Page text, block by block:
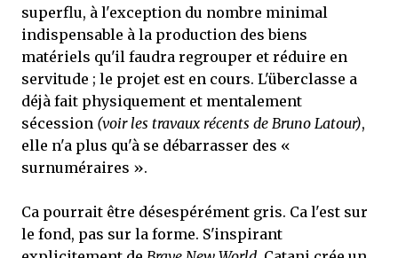
superflu, à l'exception du nombre minimal
indispensable à la production des biens
matériels qu'il faudra regrouper et réduire en
servitude ; le projet est en cours. L'überclasse a
déjà fait physiquement et mentalement
sécession (voir les travaux récents de Bruno Latour),
elle n'a plus qu'à se débarrasser des «
surnuméraires ».
Ca pourrait être désespérément gris. Ca l'est sur
le fond, pas sur la forme. S'inspirant